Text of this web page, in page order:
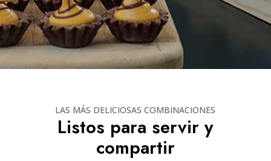
LAS MÁS DELICIOSAS COMBINACIONES
Listos para servir y
compartir